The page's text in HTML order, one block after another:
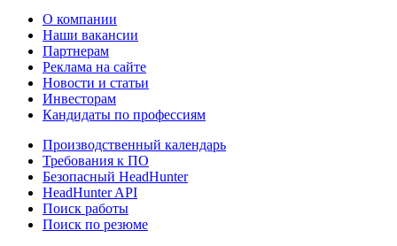
О компании
Наши вакансии
Партнерам
Реклама на сайте
Новости и статьи
Инвесторам
Кандидаты по профессиям
Производственный календарь
Требования к ПО
Безопасный HeadHunter
HeadHunter API
Поиск работы
Поиск по резюме